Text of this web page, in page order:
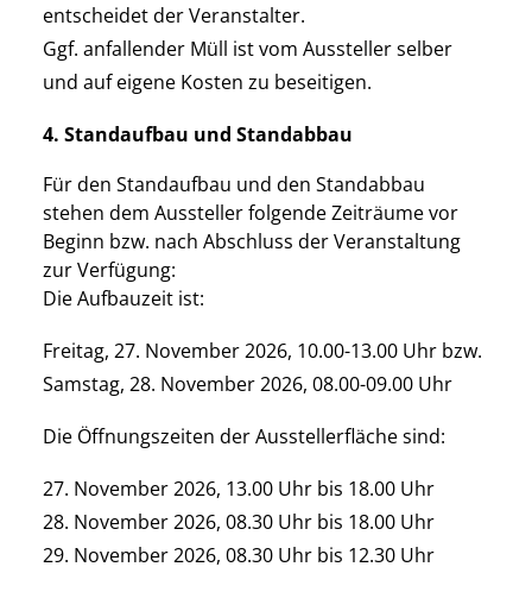
entscheidet der Veranstalter.
Ggf. anfallender Müll ist vom Aussteller selber
und auf eigene Kosten zu beseitigen.
4. Standaufbau und Standabbau
Für den Standaufbau und den Standabbau
stehen dem Aussteller folgende Zeiträume vor
Beginn bzw. nach Abschluss der Veranstaltung
zur Verfügung:
Die Aufbauzeit ist:
Freitag, 27. November 2026, 10.00-13.00 Uhr bzw.
Samstag, 28. November 2026, 08.00-09.00 Uhr
Die Öffnungszeiten der Ausstellerfläche sind:
27. November 2026, 13.00 Uhr bis 18.00 Uhr
28. November 2026, 08.30 Uhr bis 18.00 Uhr
29. November 2026, 08.30 Uhr bis 12.30 Uhr